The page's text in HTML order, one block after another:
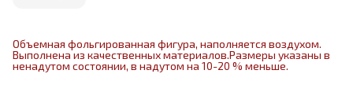
Объемная фольгированная фигура, наполняется воздухом.
Выполнена из качественных материалов.Размеры указаны в
ненадутом состоянии, в надутом на 10-20 % меньше.